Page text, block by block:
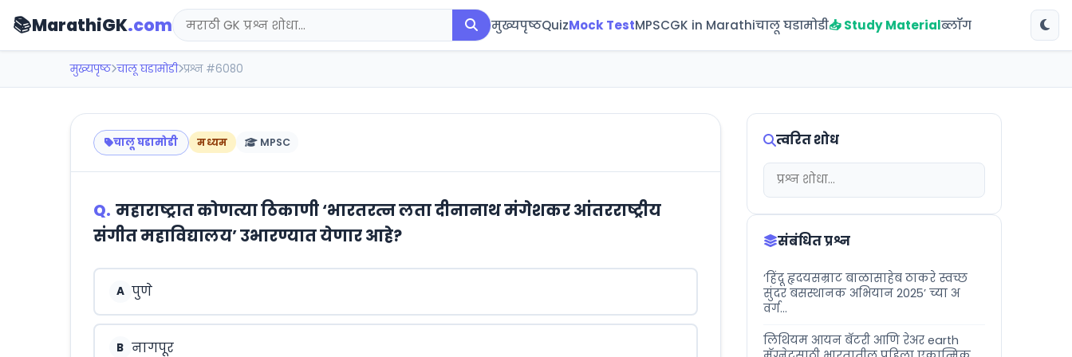
📚MarathiGK.com मुख्यपृष्ठQuizMock TestMPSCGK in Marathiचालू घडामोडी📥 Study Materialब्लॉग
मुख्यपृष्ठ चालू घडामोडी प्रश्न #6080
चालू घडामोडी मध्यम MPSC
Q. महाराष्ट्रात कोणत्या ठिकाणी ‘भारतरत्न लता दीनानाथ मंगेशकर आंतरराष्ट्रीय
संगीत महाविद्यालय’ उभारण्यात येणार आहे?
A पुणे
B नागपूर
त्वरित शोध
संबंधित प्रश्न
‘हिंदू हृदयसम्राट बाळासाहेब ठाकरे स्वच्छ
सुंदर बसस्थानक अभियान 2025’ च्या अ
वर्ग...
लिथियम आयन बॅटरी आणि रेअर earth